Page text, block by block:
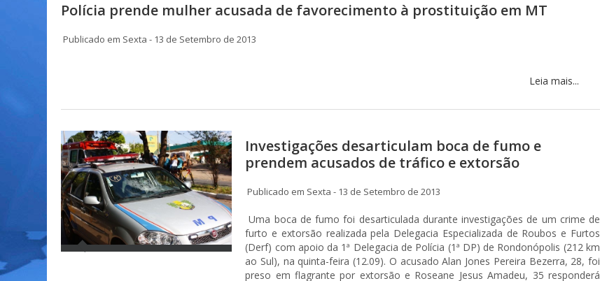
Polícia prende mulher acusada de favorecimento à prostituição em MT
Publicado em Sexta - 13 de Setembro de 2013
Leia mais...
Investigações desarticulam boca de fumo e
prendem acusados de tráfico e extorsão
Publicado em Sexta - 13 de Setembro de 2013
Uma boca de fumo foi desarticulada durante investigações de um crime de
furto e extorsão realizada pela Delegacia Especializada de Roubos e Furtos
(Derf) com apoio da 1ª Delegacia de Polícia (1ª DP) de Rondonópolis (212 km
ao Sul), na quinta-feira (12.09). O acusado Alan Jones Pereira Bezerra, 28, foi
preso em flagrante por extorsão e Roseane Jesus Amadeu, 35 responderá